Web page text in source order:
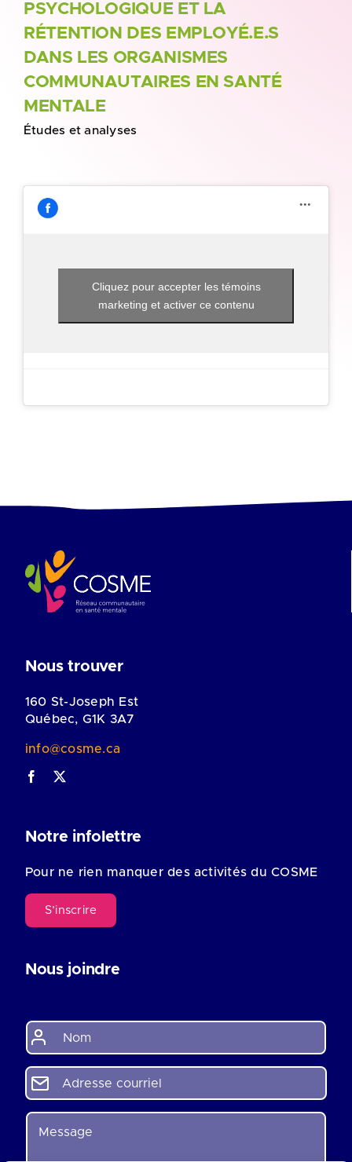
PSYCHOLOGIQUE ET LA
RÉTENTION DES EMPLOYÉ.E.S
DANS LES ORGANISMES
COMMUNAUTAIRES EN SANTÉ
MENTALE
Études et analyses
Cliquez pour accepter les témoins
marketing et activer ce contenu
Nous trouver
160 St-Joseph Est
Québec, G1K 3A7
info@cosme.ca
Notre infolettre
Pour ne rien manquer des activités du COSME
S’inscrire
Nous joindre
N
o
m
*
A
d
r
e
M